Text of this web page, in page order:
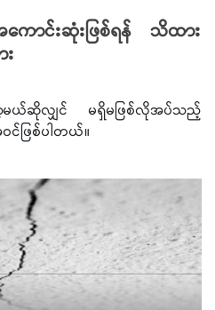
ောင်းဆုံးဖြစ်ရန် သိထား
မယ်ဆိုလျှင် မရှိမဖြစ်လိုအပ်သည့်
ဖြစ်ပါတယ်။